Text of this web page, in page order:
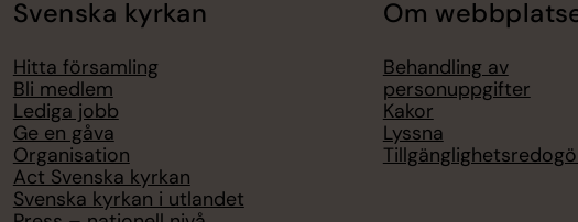
Svenska kyrkan
Hitta församling
Bli medlem
Lediga jobb
Ge en gåva
Organisation
Act Svenska kyrkan
Svenska kyrkan i utlandet
Om
Behandling av
personuppgifter
Kakor
Lyssna